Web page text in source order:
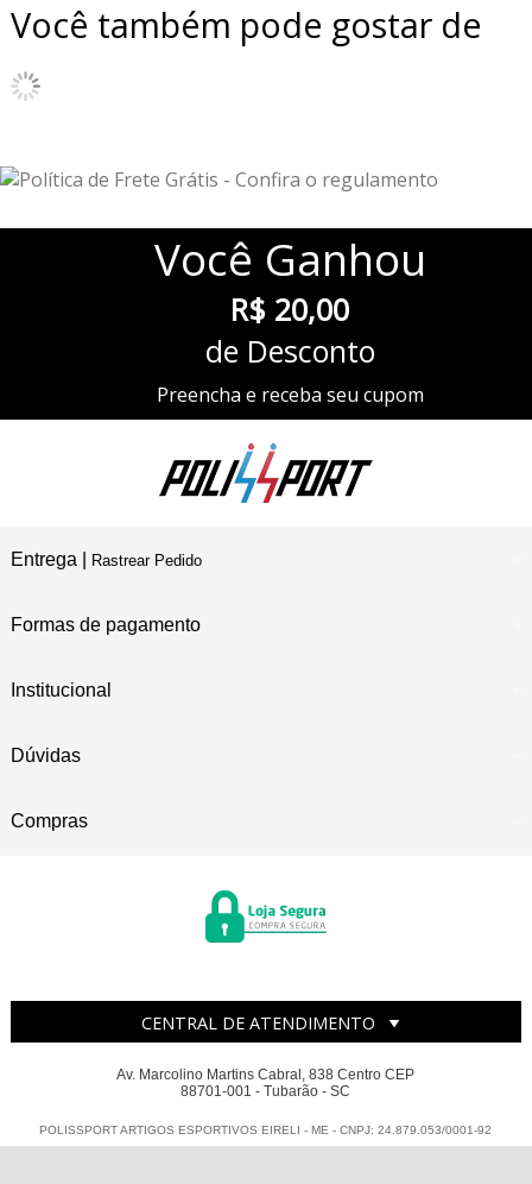
Você também pode gostar de
Você Ganhou
R$ 20,00
de Desconto
Preencha e receba seu cupom
Entrega | Rastrear Pedido
Formas de pagamento
Institucional
Dúvidas
Compras
CENTRAL DE ATENDIMENTO
Av. Marcolino Martins Cabral, 838 Centro CEP
88701-001 - Tubarão - SC
POLISSPORT ARTIGOS ESPORTIVOS EIRELI - ME - CNPJ: 24.879.053/0001-92